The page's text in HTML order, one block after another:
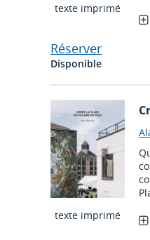
texte imprimé
Réserver
Disponible
texte imprimé